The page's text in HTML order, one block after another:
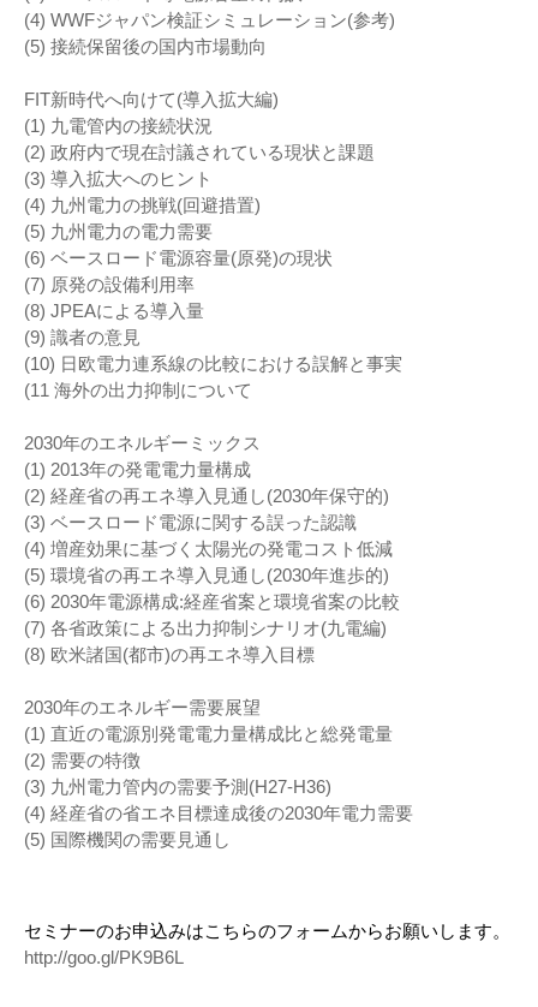
(4) WWFジャパン検証シミュレーション(参考)
(5) 接続保留後の国内市場動向
FIT新時代へ向けて(導入拡大編)
(1) 九電管内の接続状況
(2) 政府内で現在討議されている現状と課題
(3) 導入拡大へのヒント
(4) 九州電力の挑戦(回避措置)
(5) 九州電力の電力需要
(6) ベースロード電源容量(原発)の現状
(7) 原発の設備利用率
(8) JPEAによる導入量
(9) 識者の意見
(10) 日欧電力連系線の比較における誤解と事実
(11 海外の出力抑制について
2030年のエネルギーミックス
(1) 2013年の発電電力量構成
(2) 経産省の再エネ導入見通し(2030年保守的)
(3) ベースロード電源に関する誤った認識
(4) 増産効果に基づく太陽光の発電コスト低減
(5) 環境省の再エネ導入見通し(2030年進歩的)
(6) 2030年電源構成:経産省案と環境省案の比較
(7) 各省政策による出力抑制シナリオ(九電編)
(8) 欧米諸国(都市)の再エネ導入目標
2030年のエネルギー需要展望
(1) 直近の電源別発電電力量構成比と総発電量
(2) 需要の特徴
(3) 九州電力管内の需要予測(H27-H36)
(4) 経産省の省エネ目標達成後の2030年電力需要
(5) 国際機関の需要見通し
セミナーのお申込みはこちらのフォームからお願いします。
http://goo.gl/PK9B6L